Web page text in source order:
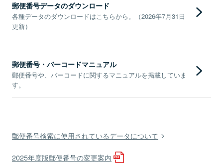
郵便番号データのダウンロード
各種データのダウンロードはこちらから。（2026年7月31日
更新）
郵便番号・バーコードマニュアル
郵便番号や、バーコードに関するマニュアルを掲載していま
す。
郵便番号検索に使用されているデータについて
2025年度版郵便番号の変更案内